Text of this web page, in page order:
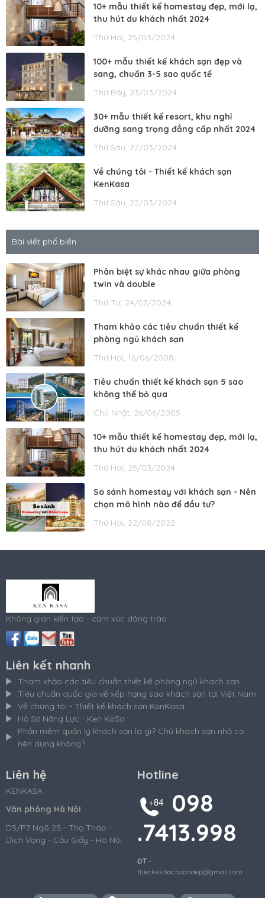
10+ mẫu thiết kế homestay đẹp, mới lạ,
thu hút du khách nhất 2024
Thứ Hai, 25/03/2024
100+ mẫu thiết kế khách sạn đẹp và
sang, chuẩn 3-5 sao quốc tế
Thứ Bảy, 23/03/2024
30+ mẫu thiết kế resort, khu nghỉ
dưỡng sang trọng đẳng cấp nhất 2024
Thứ Sáu, 22/03/2024
Về chúng tôi - Thiết kế khách sạn
KenKasa
Thứ Sáu, 22/03/2024
Bài viết phổ biến
Phân biệt sự khác nhau giữa phòng
twin và double
Thứ Tư, 24/07/2024
Tham khảo các tiêu chuẩn thiết kế
phòng ngủ khách sạn
Thứ Hai, 16/06/2008
Tiêu chuẩn thiết kế khách sạn 5 sao
không thể bỏ qua
Chủ Nhật, 26/06/2005
10+ mẫu thiết kế homestay đẹp, mới lạ,
thu hút du khách nhất 2024
Thứ Hai, 25/03/2024
So sánh homestay với khách sạn - Nên
chọn mô hình nào để đầu tư?
Thứ Hai, 22/08/2022
Không gian kiến tạo - cảm xúc dâng trào
Liên kết nhanh
Tham khảo các tiêu chuẩn thiết kế phòng ngủ khách sạn
Tiêu chuẩn quốc gia về xếp hạng sao khách sạn tại Việt Nam
Về chúng tôi - Thiết kế khách sạn KenKasa
Hồ Sơ Năng Lực - Ken KaSa
Phần mềm quản lý khách sạn là gì? Chủ khách sạn nhỏ có
nên dùng không?
Liên hệ
KENKASA
Văn phòng Hà Nội
D5/P7 Ngõ 25 - Thọ Tháp -
Dịch Vọng - Cầu Giấy - Hà Nội
Hotline
098
.7413.998
ĐT-
thietkekhachsandep@gmail.com